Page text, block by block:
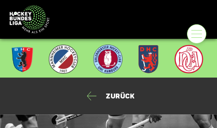
Zurück